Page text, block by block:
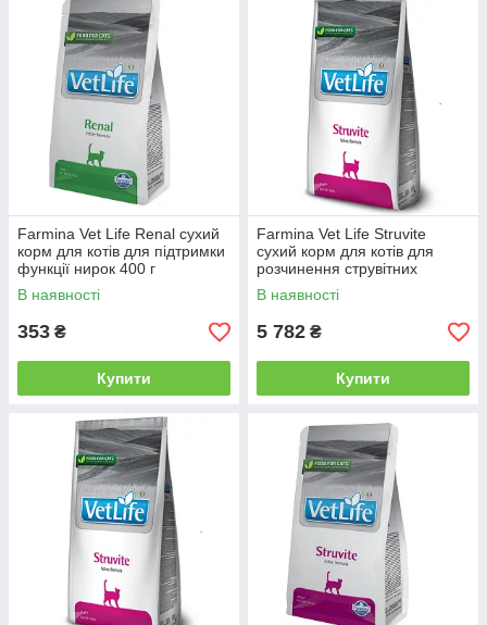
Farmina Vet Life Renal сухий
корм для котів для підтримки
функції нирок 400 г
В наявності
353 ₴
Купити
Farmina Vet Life Struvite
сухий корм для котів для
розчинення струвітних
уролітів 10 кг
В наявності
5 782 ₴
Купити